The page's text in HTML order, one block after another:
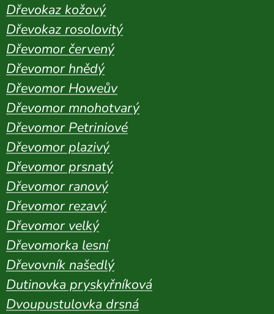
Dřevokaz kožový
Dřevokaz rosolovitý
Dřevomor červený
Dřevomor hnědý
Dřevomor Howeův
Dřevomor mnohotvarý
Dřevomor Petriniové
Dřevomor plazivý
Dřevomor prsnatý
Dřevomor ranový
Dřevomor rezavý
Dřevomor velký
Dřevomorka lesní
Dřevovník našedlý
Dutinovka pryskyřníková
Dvoupustulovka drsná